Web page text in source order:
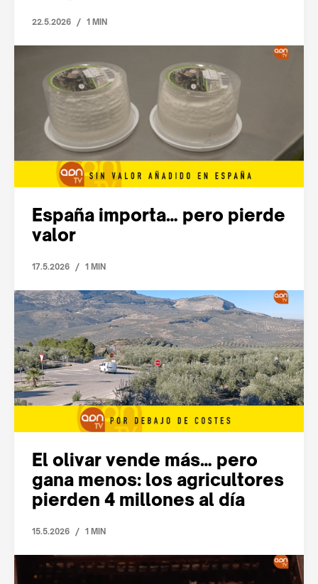
22.5.2026 / 1 MIN
España importa… pero pierde
valor
17.5.2026 / 1 MIN
El olivar vende más… pero
gana menos: los agricultores
pierden 4 millones al día
15.5.2026 / 1 MIN